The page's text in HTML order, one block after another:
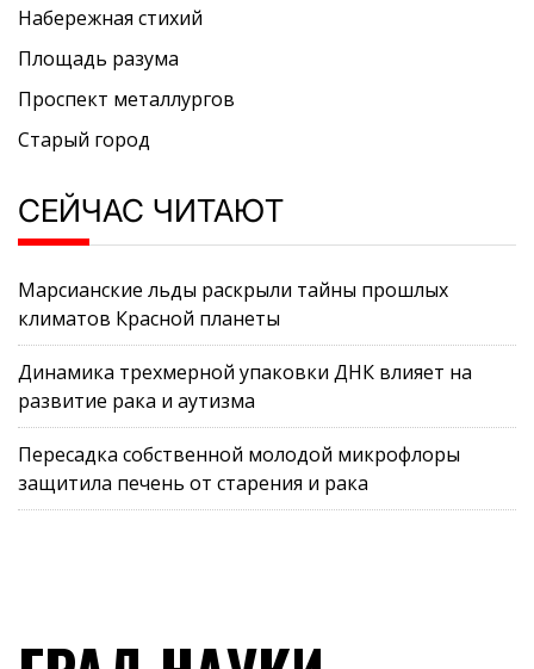
Набережная стихий
Площадь разума
Проспект металлургов
Старый город
СЕЙЧАС ЧИТАЮТ
Марсианские льды раскрыли тайны прошлых
климатов Красной планеты
Динамика трехмерной упаковки ДНК влияет на
развитие рака и аутизма
Пересадка собственной молодой микрофлоры
защитила печень от старения и рака